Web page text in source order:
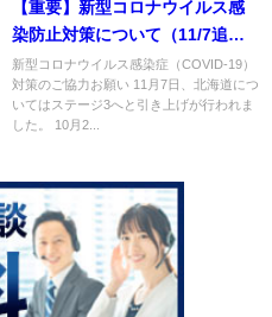
【重要】新型コロナウイルス感
染防止対策について（11/7追
加）
新型コロナウイルス感染症（COVID-19）
対策のご協力お願い 11月7日、北海道につ
いてはステージ3へと引き上げが行われま
した。 10月2...